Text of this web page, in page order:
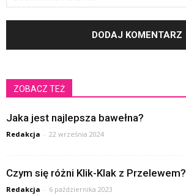
ZOBACZ TEŻ
Jaka jest najlepsza bawełna?
Redakcja - 22 września 2024
Czym się różni Klik-Klak z Przelewem?
Redakcja - 6 października 2023